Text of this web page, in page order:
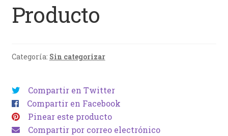
Producto
Categoría: Sin categorizar
Compartir en Twitter
Compartir en Facebook
Pinear este producto
Compartir por correo electrónico